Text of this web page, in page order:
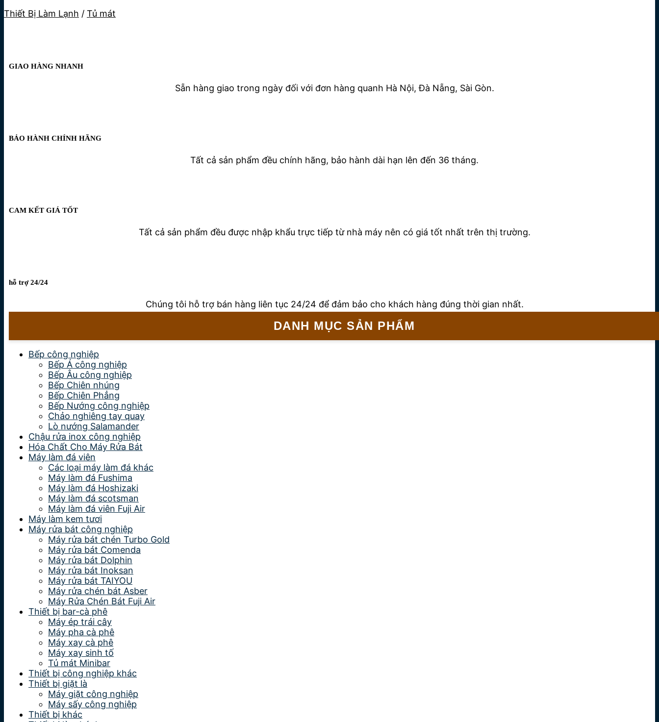
Thiết Bị Làm Lạnh / Tủ mát
GIAO HÀNG NHANH
Sẵn hàng giao trong ngày đối với đơn hàng quanh Hà Nội, Đà Nẵng, Sài Gòn.
BẢO HÀNH CHÍNH HÃNG
Tất cả sản phẩm đều chính hãng, bảo hành dài hạn lên đến 36 tháng.
CAM KẾT GIÁ TỐT
Tất cả sản phẩm đều được nhập khẩu trực tiếp từ nhà máy nên có giá tốt nhất trên thị trường.
hỗ trợ 24/24
Chúng tôi hỗ trợ bán hàng liên tục 24/24 để đảm bảo cho khách hàng đúng thời gian nhất.
DANH MỤC SẢN PHẨM
Bếp công nghiệp
Bếp Á công nghiệp
Bếp Âu công nghiệp
Bếp Chiên nhúng
Bếp Chiên Phẳng
Bếp Nướng công nghiệp
Chảo nghiêng tay quay
Lò nướng Salamander
Chậu rửa inox công nghiệp
Hóa Chất Cho Máy Rửa Bát
Máy làm đá viên
Các loại máy làm đá khác
Máy làm đá Fushima
Máy làm đá Hoshizaki
Máy làm đá scotsman
Máy làm đá viên Fuji Air
Máy làm kem tươi
Máy rửa bát công nghiệp
Máy rửa bát chén Turbo Gold
Máy rửa bát Comenda
Máy rửa bát Dolphin
Máy rửa bát Inoksan
Máy rửa bát TAIYOU
Máy rửa chén bát Asber
Máy Rửa Chén Bát Fuji Air
Thiết bị bar-cà phê
Máy ép trái cây
Máy pha cà phê
Máy xay cà phê
Máy xay sinh tố
Tủ mát Minibar
Thiết bị công nghiệp khác
Thiết bị giặt là
Máy giặt công nghiệp
Máy sấy công nghiệp
Thiết bị khác